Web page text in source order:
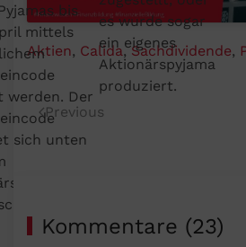
bis
mittels
werden. Der
sich unten
es wurde sogar
ein eigenes
Aktionärspyjama
produziert.
Aktien, Calida,Sachdividende,
Previous
Kommentare (23)